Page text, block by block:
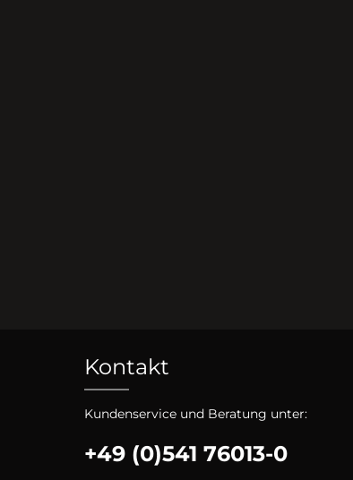
Kontakt
Kundenservice und Beratung unter:
+49 (0)541 76013-0